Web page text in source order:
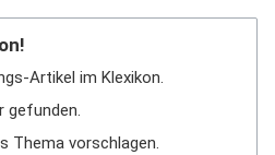
Artikel im Klexikon.
gefunden.
Thema vorschlagen.